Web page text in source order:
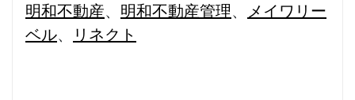
明和不動産、 明和不動産管理、 メイワリー
ベル、 リネクト